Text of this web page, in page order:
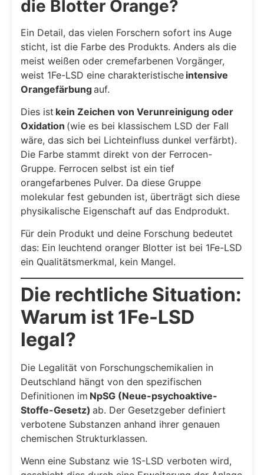
die Blotter Orange?
Ein Detail, das vielen Forschern sofort ins Auge
sticht, ist die Farbe des Produkts. Anders als die
meist weißen oder cremefarbenen Vorgänger,
weist 1Fe-LSD eine charakteristische intensive
Orangefärbungauf.
Dies ist kein Zeichen von Verunreinigung oder
Oxidation (wie es bei klassischem LSD der Fall
wäre, das sich bei Lichteinfluss dunkel verfärbt).
Die Farbe stammt direkt von der Ferrocen-
Gruppe. Ferrocen selbst ist ein tief
orangefarbenes Pulver. Da diese Gruppe
molekular fest gebunden ist, überträgt sich diese
physikalische Eigenschaft auf das Endprodukt.
Für dein Produkt und deine Forschung bedeutet
das: Ein leuchtend oranger Blotter ist bei 1Fe-LSD
ein Qualitätsmerkmal, kein Mangel.
Die rechtliche Situation:
Warum ist 1Fe-LSD
legal?
Die Legalität von Forschungschemikalien in
Deutschland hängt von den spezifischen
Definitionen im NpSG (Neue-psychoaktive-
Stoffe-Gesetz) ab. Der Gesetzgeber definiert
verbotene Substanzen anhand ihrer genauen
chemischen Strukturklassen.
Wenn eine Substanz wie 1S-LSD verboten wird,